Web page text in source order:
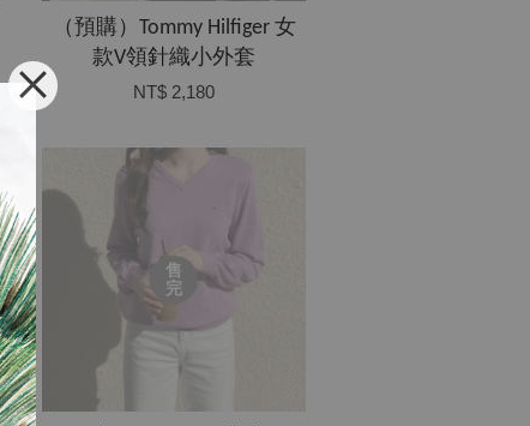
（預購）Tommy Hilfiger 女
款V領針織小外套
NT$ 2,180
售
完